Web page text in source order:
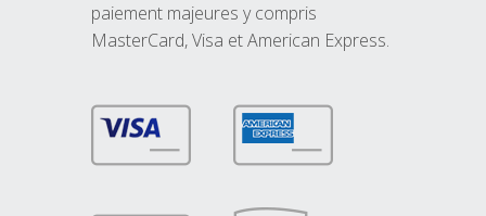
paiement majeures y compris
MasterCard, Visa et American Express.